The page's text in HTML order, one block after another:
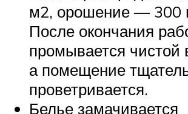
м2, орошение — 300
После окончания
промывается чистой
а помещение
проветривается.
Белье замачивается